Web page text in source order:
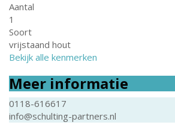
Aantal
1
Soort
vrijstaand hout
Bekijk alle kenmerken
Meer informatie
0118-616617
info@schulting-partners.nl